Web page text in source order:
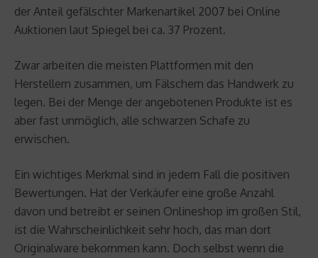
der Anteil gefälschter Markenartikel 2007 bei Online
Auktionen laut Spiegel bei ca. 37 Prozent.
Zwar arbeiten die meisten Plattformen mit den
Herstellern zusammen, um Fälschern das Handwerk zu
legen. Bei der Menge der angebotenen Produkte ist es
aber fast unmöglich, alle schwarzen Schafe zu
erwischen.
Ein wichtiges Merkmal sind in jedem Fall die positiven
Bewertungen. Hat der Verkäufer eine große Anzahl
davon und betreibt er seinen Onlineshop im großen Stil,
ist die Wahrscheinlichkeit sehr hoch, das man dort
Originalware bekommen kann. Doch selbst wenn die